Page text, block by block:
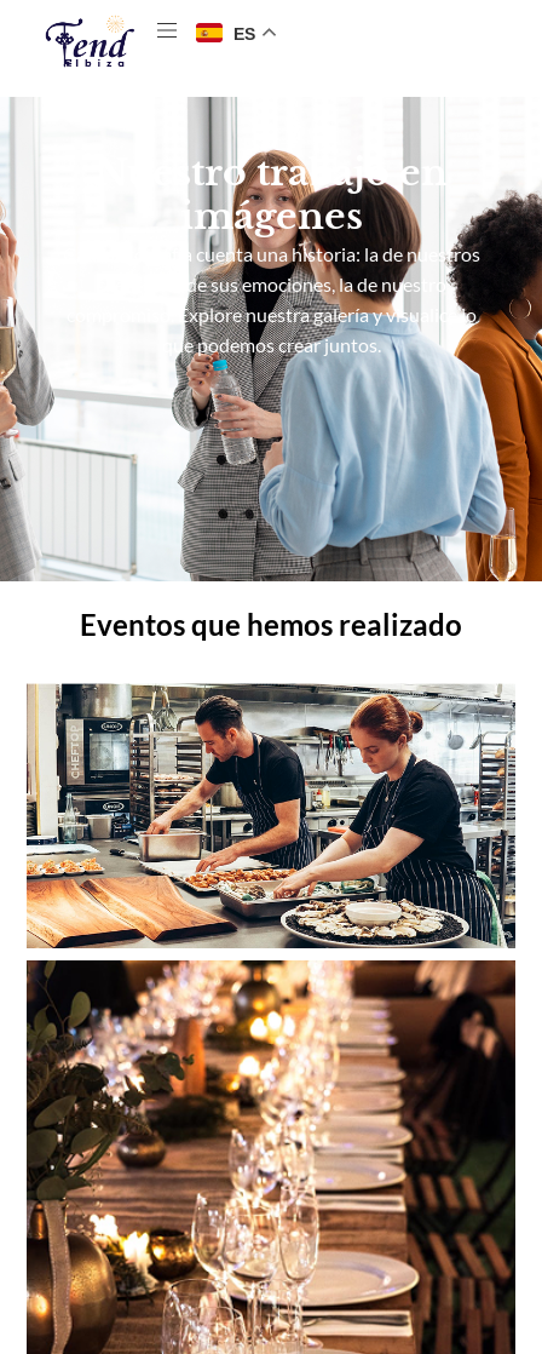
ES
Nuestro trabajo en
imágenes
Cada fotografía cuenta una historia: la de nuestros
clientes, la de sus emociones, la de nuestro
compromiso. Explore nuestra galería y visualice lo
que podemos crear juntos.
Eventos que hemos realizado